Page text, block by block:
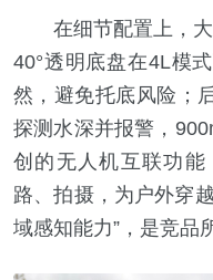
在细节配置上，大
40°透明底盘在4L模
然，避免托底风险；
探测水深并报警，
创的无人机互联功
路、拍摄，为户外穿
域感知能力”，是竞品